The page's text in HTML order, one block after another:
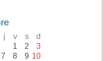
j v s d
1 2 3
7 8 9 10